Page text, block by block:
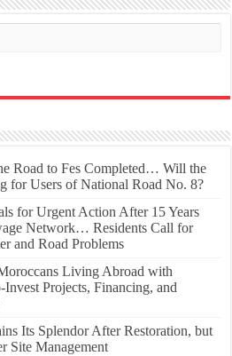
Road to Fes Completed… Will the
for Users of National Road No. 8?
for Urgent Action After 15 Years
Network… Residents Call for
and Road Problems
Living Abroad with
Projects, Financing, and
Its Splendor After Restoration, but
Site Management